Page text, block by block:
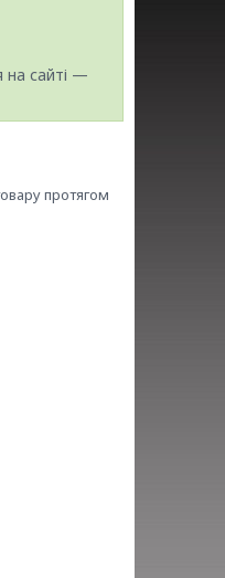
на сайті —
протягом